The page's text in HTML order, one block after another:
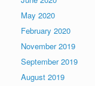
May 2020
February 2020
November 2019
September 2019
August 2019